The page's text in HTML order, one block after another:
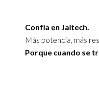
Confía en Jaltech.
Más potencia, más
Porque cuando se